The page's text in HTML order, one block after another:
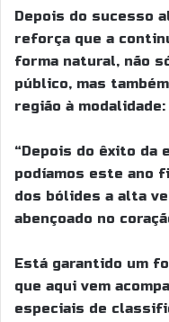
Depois do sucesso
reforça que a
forma natural, não
público, mas
região à modalidade:
“Depois do êxito da
podíamos este ano
dos bólides a alta
abençoado no
Está garantido um
que aqui vem
especiais de